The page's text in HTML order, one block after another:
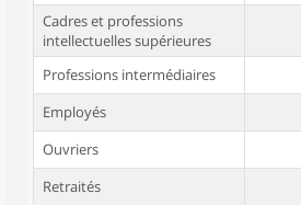
Cadres et professions
intellectuelles supérieures
Professions intermédiaires
Employés
Ouvriers
Retraités